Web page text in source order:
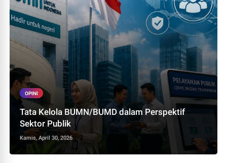
OPINI
Tata Kelola BUMN/BUMD dalam Perspektif
Sektor Publik
Kamis, April 30, 2026